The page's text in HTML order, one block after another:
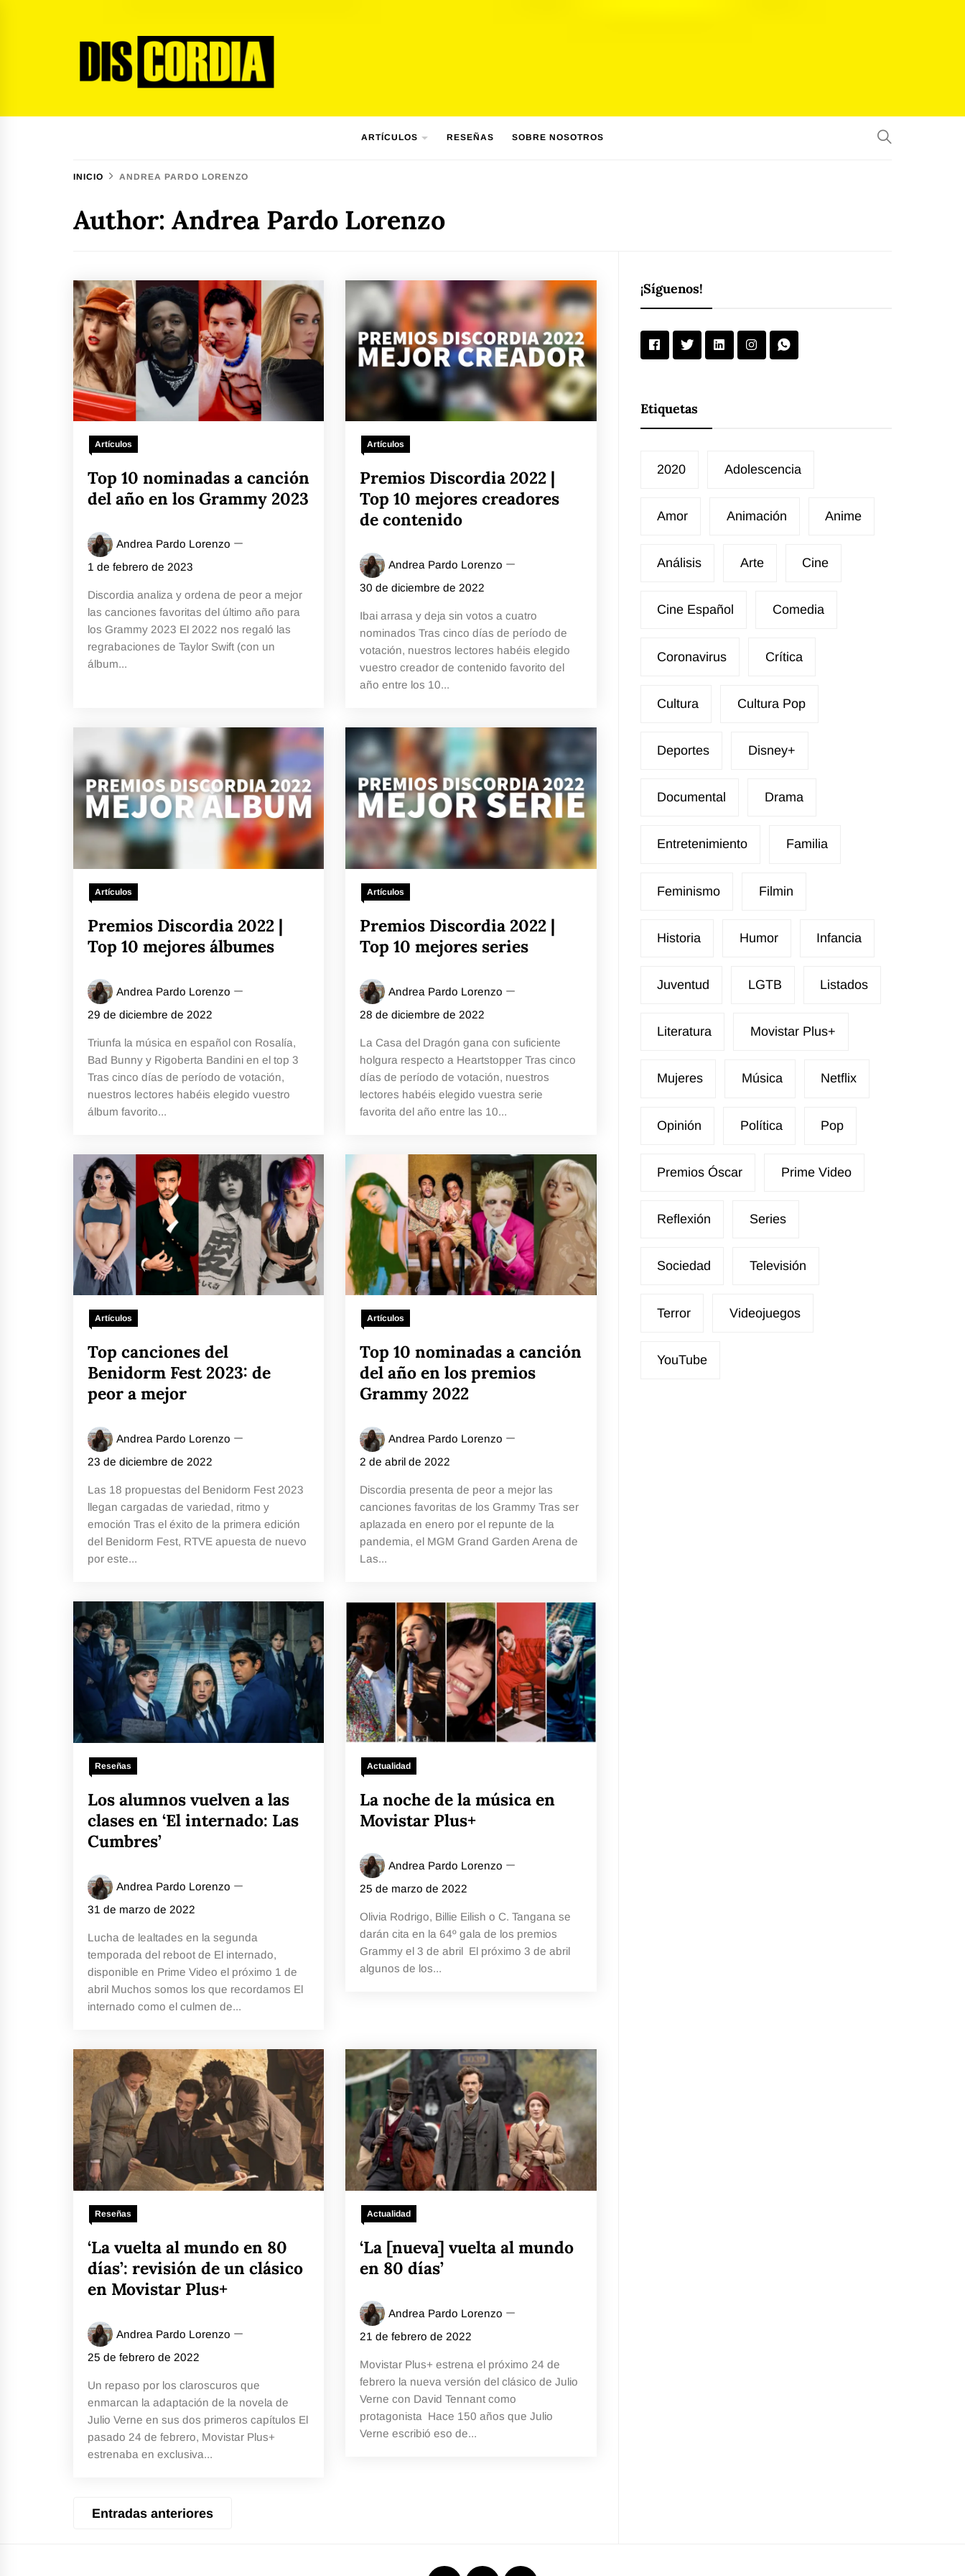
Discordia Magazine
ARTÍCULOS RESEÑAS SOBRE NOSOTROS
INICIO ANDREA PARDO LORENZO
Author: Andrea Pardo Lorenzo
Artículos
Top 10 nominadas a canción
del año en los Grammy 2023
Andrea Pardo Lorenzo
1 de febrero de 2023
Discordia analiza y ordena de peor a mejor
las canciones favoritas del último año para
los Grammy 2023 El 2022 nos regaló las
regrabaciones de Taylor Swift (con un
álbum...
Artículos
Premios Discordia 2022 |
Top 10 mejores creadores
de contenido
Andrea Pardo Lorenzo
30 de diciembre de 2022
Ibai arrasa y deja sin votos a cuatro
nominados Tras cinco días de período de
votación, nuestros lectores habéis elegido
vuestro creador de contenido favorito del
año entre los 10...
Artículos
Premios Discordia 2022 |
Top 10 mejores álbumes
Andrea Pardo Lorenzo
29 de diciembre de 2022
Triunfa la música en español con Rosalía,
Bad Bunny y Rigoberta Bandini en el top 3
Tras cinco días de período de votación,
nuestros lectores habéis elegido vuestro
álbum favorito...
Artículos
Premios Discordia 2022 |
Top 10 mejores series
Andrea Pardo Lorenzo
28 de diciembre de 2022
La Casa del Dragón gana con suficiente
holgura respecto a Heartstopper Tras cinco
días de período de votación, nuestros
lectores habéis elegido vuestra serie
favorita del año entre las 10...
Artículos
Top canciones del
Benidorm Fest 2023: de
peor a mejor
Andrea Pardo Lorenzo
23 de diciembre de 2022
Las 18 propuestas del Benidorm Fest 2023
llegan cargadas de variedad, ritmo y
emoción Tras el éxito de la primera edición
del Benidorm Fest, RTVE apuesta de nuevo
por este...
Artículos
Top 10 nominadas a canción
del año en los premios
Grammy 2022
Andrea Pardo Lorenzo
2 de abril de 2022
Discordia presenta de peor a mejor las
canciones favoritas de los Grammy Tras ser
aplazada en enero por el repunte de la
pandemia, el MGM Grand Garden Arena de
Las...
Reseñas
Los alumnos vuelven a las
clases en ‘El internado: Las
Cumbres’
Andrea Pardo Lorenzo
31 de marzo de 2022
Lucha de lealtades en la segunda
temporada del reboot de El internado,
disponible en Prime Video el próximo 1 de
abril Muchos somos los que recordamos El
internado como el culmen de...
Actualidad
La noche de la música en
Movistar Plus+
Andrea Pardo Lorenzo
25 de marzo de 2022
Olivia Rodrigo, Billie Eilish o C. Tangana se
darán cita en la 64º gala de los premios
Grammy el 3 de abril El próximo 3 de abril
algunos de los...
Reseñas
‘La vuelta al mundo en 80
días’: revisión de un clásico
en Movistar Plus+
Andrea Pardo Lorenzo
25 de febrero de 2022
Un repaso por los claroscuros que
enmarcan la adaptación de la novela de
Julio Verne en sus dos primeros capítulos El
pasado 24 de febrero, Movistar Plus+
estrenaba en exclusiva...
Actualidad
‘La [nueva] vuelta al mundo
en 80 días’
Andrea Pardo Lorenzo
21 de febrero de 2022
Movistar Plus+ estrena el próximo 24 de
febrero la nueva versión del clásico de Julio
Verne con David Tennant como
protagonista Hace 150 años que Julio
Verne escribió eso de...
Navegación
Entradas anteriores
¡Síguenos!
Etiquetas
2020 Adolescencia
Amor Animación Anime
Análisis Arte Cine
Cine Español Comedia
Coronavirus Crítica
Cultura Cultura Pop
Deportes Disney+
Documental Drama
Entretenimiento Familia
Feminismo Filmin
Historia Humor Infancia
Juventud LGTB Listados
Literatura Movistar Plus+
Mujeres Música Netflix
Opinión Política Pop
Premios Óscar Prime Video
Reflexión Series
Sociedad Televisión
Terror Videojuegos
YouTube